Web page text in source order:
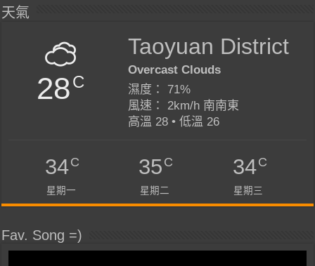
天氣
28C
Taoyuan District
Overcast Clouds
濕度： 71%
風速： 2km/h 南南東
高溫 28 • 低溫 26
34C
星期一
35C
星期二
34C
星期三
Fav. Song =)